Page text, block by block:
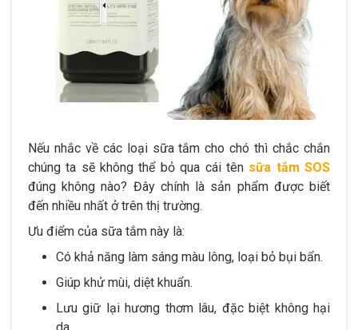
Nếu nhắc về các loại sữa tắm cho chó thì chắc chắn
chúng ta sẽ không thể bỏ qua cái tên sữa tắm SOS
đúng không nào? Đây chính là sản phẩm được biết
đến nhiều nhất ở trên thị trường.
Ưu điểm của sữa tắm này là:
Có khả năng làm sáng màu lông, loại bỏ bụi bẩn.
Giúp khử mùi, diệt khuẩn.
Lưu giữ lại hương thơm lâu, đặc biệt không hại